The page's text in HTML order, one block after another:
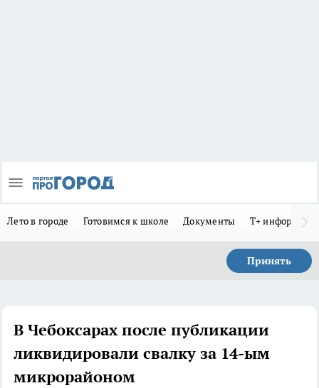
Лето в городе Готовимся к школе Документы Т+
Принять
В Чебоксарах после публикации
ликвидировали свалку за 14-ым
микрорайоном